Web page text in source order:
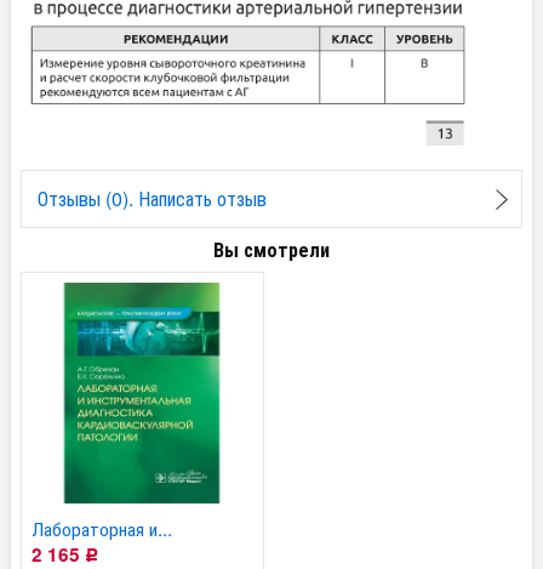
Отзывы (0). Написать отзыв
Вы смотрели
Лабораторная и...
2 165 Р